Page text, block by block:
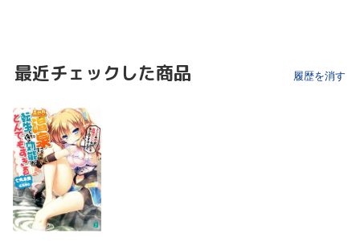
最近チェックした商品 履歴を消す